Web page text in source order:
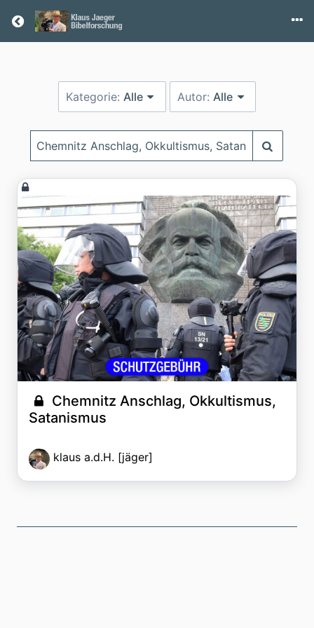
Return home
Kategorie: Alle Autor:Alle
Suchbegriff
Chemnitz Anschlag, Okkultismus,
Satanismus
klaus a.d.H. [jäger]